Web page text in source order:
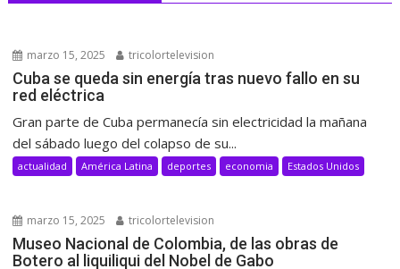
marzo 15, 2025 tricolortelevision
Cuba se queda sin energía tras nuevo fallo en su
red eléctrica
Gran parte de Cuba permanecía sin electricidad la mañana
del sábado luego del colapso de su...
actualidad América Latina deportes economia Estados Unidos
marzo 15, 2025 tricolortelevision
Museo Nacional de Colombia, de las obras de
Botero al liquiliqui del Nobel de Gabo